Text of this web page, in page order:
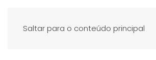
Saltar para o conteúdo principal